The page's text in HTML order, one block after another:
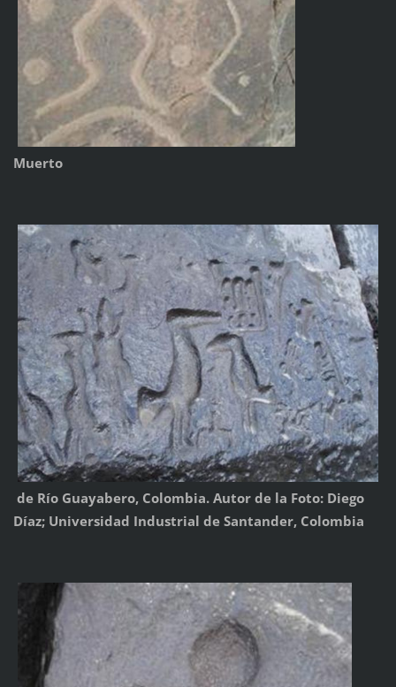
Muerto
de Río Guayabero, Colombia. Autor de la Foto: Diego
Díaz; Universidad Industrial de Santander, Colombia